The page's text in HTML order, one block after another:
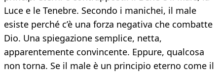
Luce e le Tenebre. Secondo i manichei, il male
esiste perché c’è una forza negativa che combatte
Dio. Una spiegazione semplice, netta,
apparentemente convincente. Eppure, qualcosa
non torna. Se il male è un principio eterno come il